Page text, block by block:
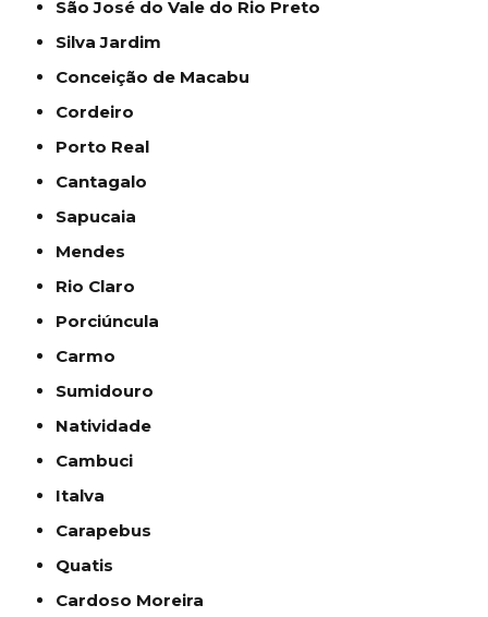
São José do Vale do Rio Preto
Silva Jardim
Conceição de Macabu
Cordeiro
Porto Real
Cantagalo
Sapucaia
Mendes
Rio Claro
Porciúncula
Carmo
Sumidouro
Natividade
Cambuci
Italva
Carapebus
Quatis
Cardoso Moreira